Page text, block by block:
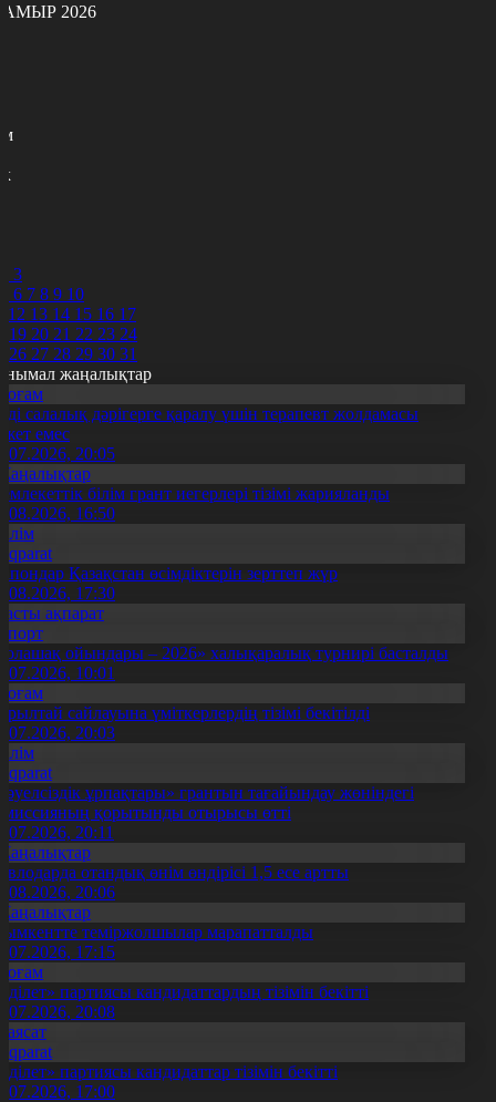
2026
3
6 7 8 9 10
12 13 14 15 16 17
19 20 21 22 23 24
26 27 28 29 30 31
жаңалықтар
салалық дәрігерге қаралу үшін терапевт жолдамасы
емес
20:05
білім грант иегерлері тізімі жарияланды
16:50
Қазақстан өсімдіктерін зерттеп жүр
17:30
ақпарат
ойындары – 2026» халықаралық турнирі басталды
10:01
сайлауына үміткерлердің тізімі бекітілді
20:03
ұрпақтары» грантын тағайындау жөніндегі
қорытынды отырысы өтті
20:11
отандық өнім өндірісі 1,5 есе артты
20:06
теміржолшылар марапатталды
17:15
партиясы кандидаттардың тізімін бекітті
20:08
партиясы кандидаттар тізімін бекітті
17:00